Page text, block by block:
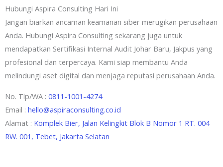
Hubungi Aspira Consulting Hari Ini
Jangan biarkan ancaman keamanan siber merugikan perusahaan
Anda. Hubungi Aspira Consulting sekarang juga untuk
mendapatkan Sertifikasi Internal Audit Johar Baru, Jakpus yang
profesional dan terpercaya. Kami siap membantu Anda
melindungi aset digital dan menjaga reputasi perusahaan Anda.
No. Tlp/WA : 0811-1001-4274
Email : hello@aspiraconsulting.co.id
Alamat : Komplek Bier, Jalan Kelingkit Blok B Nomor 1 RT. 004
RW. 001, Tebet, Jakarta Selatan